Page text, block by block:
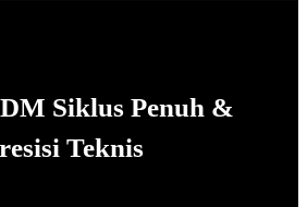
Siklus Penuh &
Teknis